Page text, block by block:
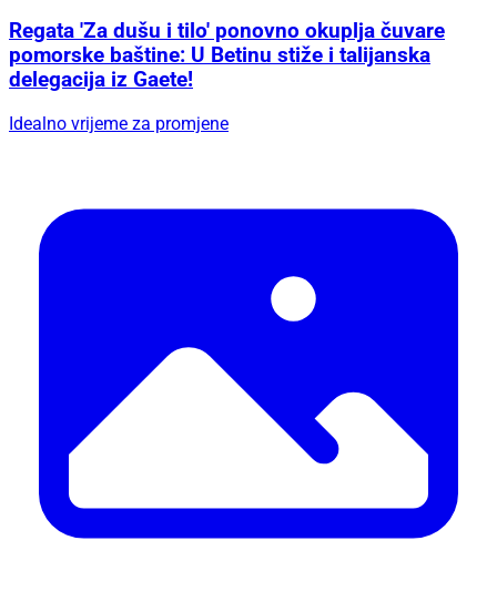
Regata 'Za dušu i tilo' ponovno okuplja čuvare
pomorske baštine: U Betinu stiže i talijanska
delegacija iz Gaete!
Idealno vrijeme za promjene